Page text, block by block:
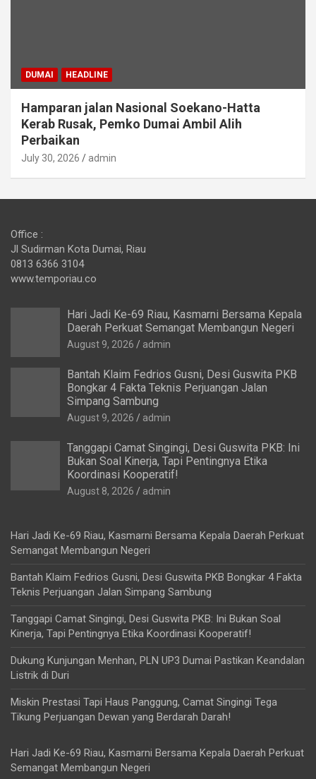
DUMAI HEADLINE
Hamparan jalan Nasional Soekano-Hatta
Kerab Rusak, Pemko Dumai Ambil Alih
Perbaikan
July 30, 2026 admin
Office :
Jl Sudirman Kota Dumai, Riau
0813 6366 3104
www.temporiau.co
Hari Jadi Ke-69 Riau, Kasmarni Bersama Kepala
Daerah Perkuat Semangat Membangun Negeri
August 9, 2026 admin
Bantah Klaim Fedrios Gusni, Desi Guswita PKB
Bongkar 4 Fakta Teknis Perjuangan Jalan
Simpang Sambung
August 9, 2026 admin
Tanggapi Camat Singingi, Desi Guswita PKB: Ini
Bukan Soal Kinerja, Tapi Pentingnya Etika
Koordinasi Kooperatif!
August 8, 2026 admin
Hari Jadi Ke-69 Riau, Kasmarni Bersama Kepala Daerah Perkuat
Semangat Membangun Negeri
Bantah Klaim Fedrios Gusni, Desi Guswita PKB Bongkar 4 Fakta
Teknis Perjuangan Jalan Simpang Sambung
Tanggapi Camat Singingi, Desi Guswita PKB: Ini Bukan Soal
Kinerja, Tapi Pentingnya Etika Koordinasi Kooperatif!
Dukung Kunjungan Menhan, PLN UP3 Dumai Pastikan Keandalan
Listrik di Duri
Miskin Prestasi Tapi Haus Panggung, Camat Singingi Tega
Tikung Perjuangan Dewan yang Berdarah Darah!
Hari Jadi Ke-69 Riau, Kasmarni Bersama Kepala Daerah Perkuat
Semangat Membangun Negeri